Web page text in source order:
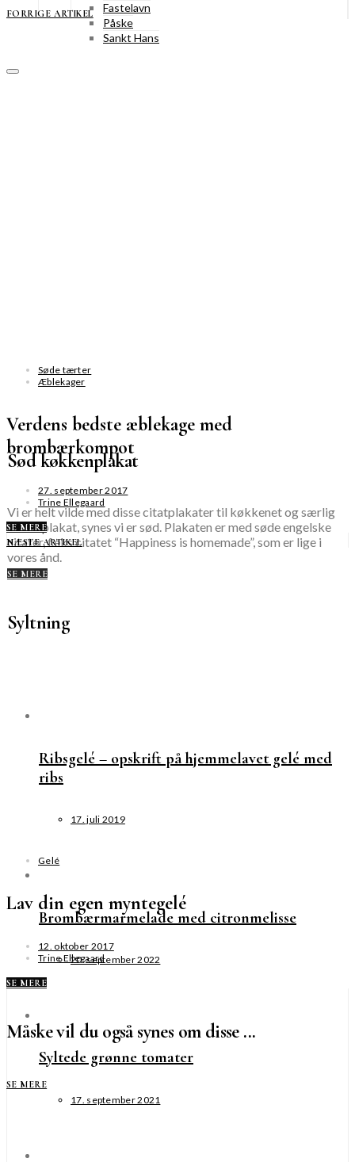
Fastelavn
Påske
Sankt Hans
Sød køkkenplakat
Vi er helt vilde med disse citatplakater til køkkenet og særlig
denne plakat, synes vi er sød. Plakaten er med søde engelske
citater, f.eks citatet “Happiness is homemade”, som er lige i
vores ånd.
SE MERE
Syltning
Ribsgelé – opskrift på hjemmelavet gelé med
ribs
17. juli 2019
Brombærmarmelade med citronmelisse
20. september 2022
Syltede grønne tomater
17. september 2021
FORRIGE ARTIKEL
Søde tærter
Æblekager
Verdens bedste æblekage med
brombærkompot
27. september 2017
Trine Ellegaard
SE MERE
NÆSTE ARTIKEL
Gelé
Lav din egen myntegelé
12. oktober 2017
Trine Ellegaard
SE MERE
Måske vil du også synes om disse ...
SE MERE